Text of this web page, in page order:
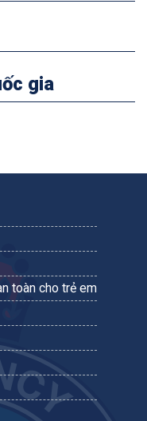
gia
toàn cho trẻ em